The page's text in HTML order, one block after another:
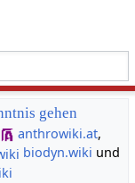
gehen
anthrowiki.at,
biodyn.wiki und